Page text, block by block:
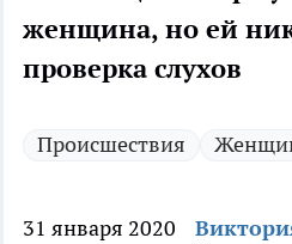
женщина, но ей
проверка слухов
Происшествия
31 января 2020